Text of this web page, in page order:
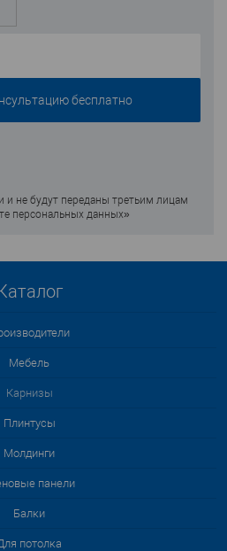
и не будут переданы третьим лицам
персональных данных»
Мебель
Карнизы
Плинтусы
Молдинги
панели
Балки
потолка